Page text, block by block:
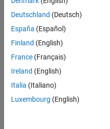
können
die
Suchkriterien
weiter
fassen
oder
alle
Stellenangebote
anzeigen .
Deutschland (Deutsch)
España (Español)
Finland (English)
France (Français)
Ireland (English)
Italia (Italiano)
Luxembourg (English)